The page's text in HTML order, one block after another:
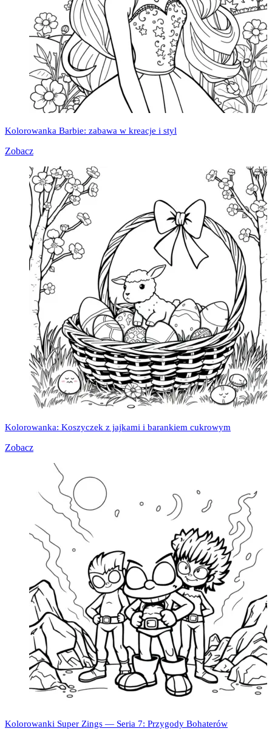
Kolorowanka Barbie: zabawa w kreacje i styl
Zobacz
Kolorowanka: Koszyczek z jajkami i barankiem cukrowym
Zobacz
Kolorowanki Super Zings — Seria 7: Przygody Bohaterów